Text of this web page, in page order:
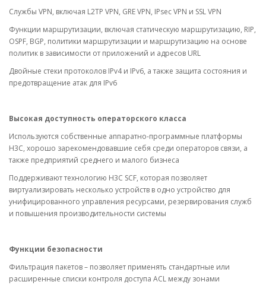
Службы VPN, включая L2TP VPN, GRE VPN, IPsec VPN и SSL VPN
Функции маршрутизации, включая статическую маршрутизацию, RIP,
OSPF, BGP, политики маршрутизации и маршрутизацию на основе
политик в зависимости от приложений и адресов URL
Двойные стеки протоколов IPv4 и IPv6, а также защита состояния и
предотвращение атак для IPv6
Высокая доступность операторского класса
Используются собственные аппаратно-программные платформы
H3C, хорошо зарекомендовавшие себя среди операторов связи, а
также предприятий среднего и малого бизнеса
Поддерживают технологию H3C SCF, которая позволяет
виртуализировать несколько устройств в одно устройство для
унифицированного управления ресурсами, резервирования служб
и повышения производительности системы
Функции безопасности
Фильтрация пакетов – позволяет применять стандартные или
расширенные списки контроля доступа ACL между зонами